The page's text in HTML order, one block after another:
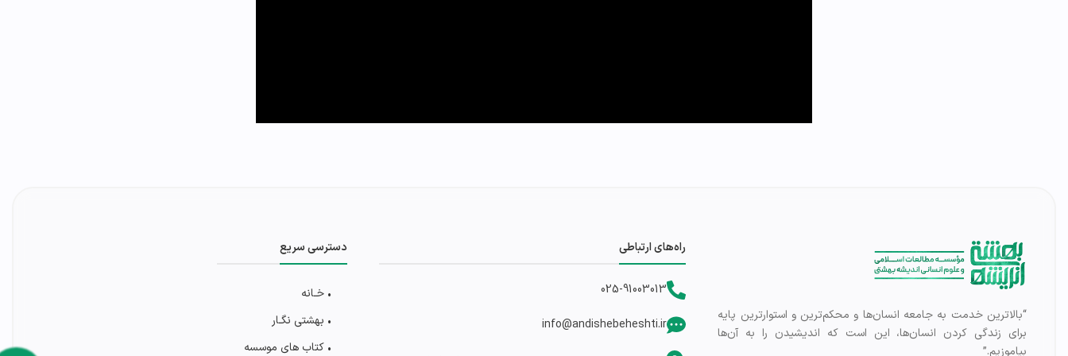
“بالاترین خدمت به جامعه انسان‌ها و محکم‌ترین و استوارترین پایه
برای زندگی کردن انسان‌ها، این است که اندیشیدن را به آن‌ها
بیاموزیم.”
راه‌های ارتباطی
025-91003013
info@andishebeheshti.ir
دسترسی سریع
• خـانه
• بهشتی‌ نگـار
• کتاب های موسسه